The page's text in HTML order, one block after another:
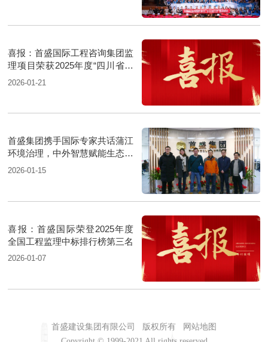
喜报：首盛国际工程咨询集团监
理项目荣获2025年度“四川省优
质机电安装工程”
2026-01-21
首盛集团携手国际专家共话蒲江
环境治理，中外智慧赋能生态升
级
2026-01-15
喜报：首盛国际荣登2025年度
全国工程监理中标排行榜第三名
2026-01-07
首盛建设集团有限公司 版权所有
网站地图